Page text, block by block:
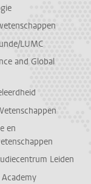
LUMC
and Global
en
Leiden